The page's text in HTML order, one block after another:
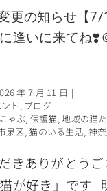
更の知らせ【
逢いに来てね❣️
年 7 月 11 日 |
ト , ブログ |
ゃぶ, 保護猫,地域の猫
泉区,猫のいる生活, 神
きありがとうご
が好き」です